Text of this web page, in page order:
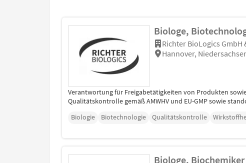
Biologe,
Richter BioLogics GmbH
Hannover,
Verantwortung für Freigabetätigkeiten von Produkten
Qualitätskontrolle gemäß AMWHV und EU-GMP sowie
Biologie
Biotechnologie Qualitätskontrolle
Biologe,